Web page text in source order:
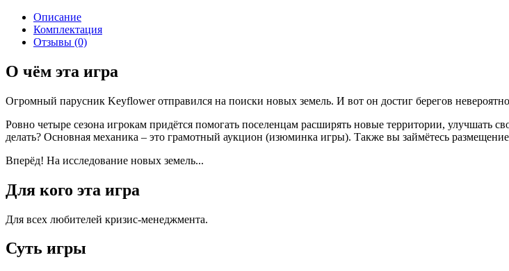
Описание
Комплектация
Отзывы (0)
О чём эта игра
Огромный парусник Keyflower отправился на поиски новых земель. И вот он достиг берегов
Ровно четыре сезона игрокам придётся помогать поселенцам расширять новые территории, улучшать
делать? Основная механика – это грамотный аукцион (изюминка игры). Также вы займётесь
Вперёд! На исследование новых земель...
Для кого эта игра
Для всех любителей кризис-менеджмента.
Суть игры